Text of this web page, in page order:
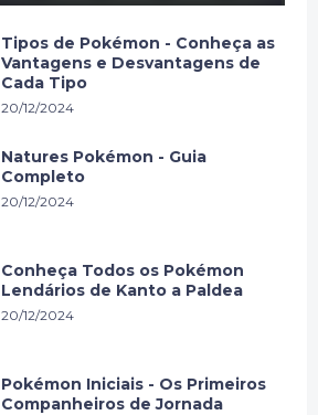
Tipos de Pokémon - Conheça as
Vantagens e Desvantagens de
Cada Tipo
20/12/2024
Natures Pokémon - Guia
Completo
20/12/2024
Conheça Todos os Pokémon
Lendários de Kanto a Paldea
20/12/2024
Pokémon Iniciais - Os Primeiros
Companheiros de Jornada